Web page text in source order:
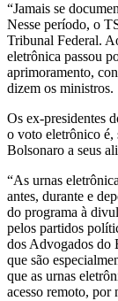
“Jamais se
Nesse período, o
Tribunal Federal.
eletrônica passou
aprimoramento,
dizem os ministros.
Os ex-presidentes
o voto eletrônico é,
Bolsonaro a seus
“As urnas
antes, durante e
do programa à
pelos partidos
dos Advogados do
que são
que as urnas
acesso remoto, por